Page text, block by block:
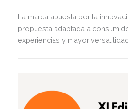
La marca apuesta por la
propuesta adaptada a
experiencias y mayor